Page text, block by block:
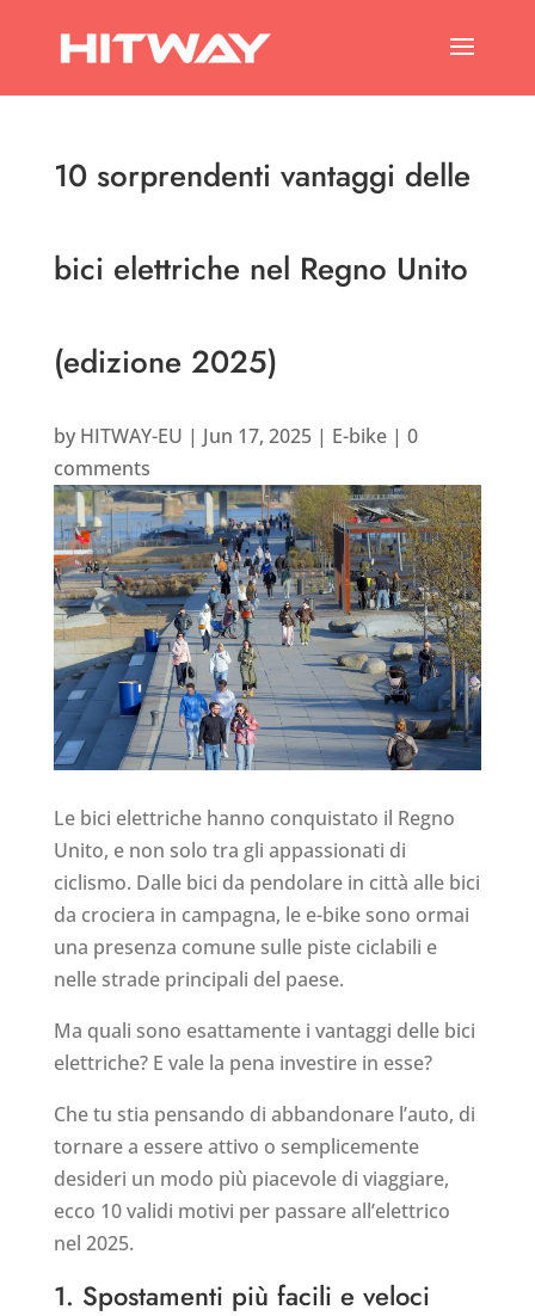
10 sorprendenti vantaggi delle
bici elettriche nel Regno Unito
(edizione 2025)
by HITWAY-EU | Jun 17, 2025| E-bike| 0
comments
Le bici elettriche hanno conquistato il Regno
Unito, e non solo tra gli appassionati di
ciclismo. Dalle bici da pendolare in città alle bici
da crociera in campagna, le e-bike sono ormai
una presenza comune sulle piste ciclabili e
nelle strade principali del paese.
Ma quali sono esattamente i vantaggi delle bici
elettriche? E vale la pena investire in esse?
Che tu stia pensando di abbandonare l’auto, di
tornare a essere attivo o semplicemente
desideri un modo più piacevole di viaggiare,
ecco 10 validi motivi per passare all’elettrico
nel 2025.
1. Spostamenti più facili e veloci